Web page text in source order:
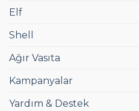
Elf
Shell
Ağır Vasıta
Kampanyalar
Yardım & Destek